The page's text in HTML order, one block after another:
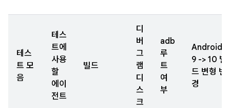
테스
트 모
음
테스
트에
사용
할
에이
전트
빌드
디
버
그
램
디
스
크
adb
루
트
여
부
Android
9 -> 10 빌
드 변형 변
경